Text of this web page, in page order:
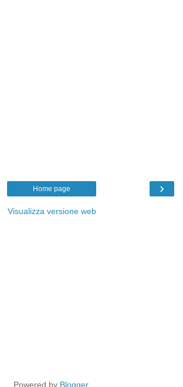
›
Home page
Visualizza versione web
Powered by Blogger.